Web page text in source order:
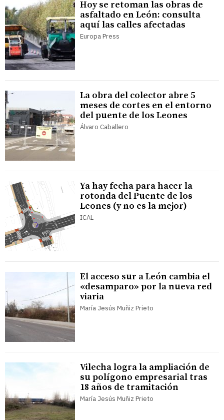
Hoy se retoman las obras de
asfaltado en León: consulta
aquí las calles afectadas
Europa Press
La obra del colector abre 5
meses de cortes en el entorno
del puente de los Leones
Álvaro Caballero
Ya hay fecha para hacer la
rotonda del Puente de los
Leones (y no es la mejor)
ICAL
El acceso sur a León cambia el
«desamparo» por la nueva red
viaria
María Jesús Muñiz Prieto
Vilecha logra la ampliación de
su polígono empresarial tras
18 años de tramitación
María Jesús Muñiz Prieto